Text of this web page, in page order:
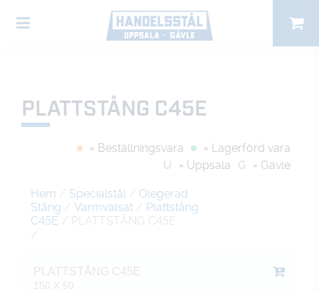
PLATTSTÅNG C45E
= Beställningsvara
= Lagerförd vara
U
= Uppsala G = Gävle
Hem / Specialstål / Olegerad
Stång / Varmvalsat / Plattstång
C45E / PLATTSTÅNG C45E
/
PLATTSTÅNG C45E
150 X 50